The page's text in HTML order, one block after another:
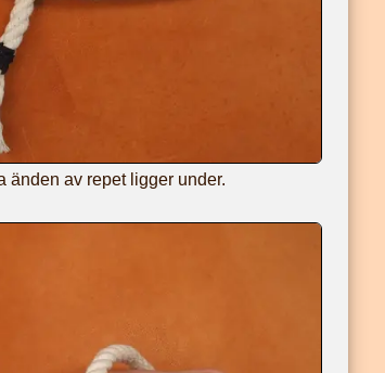
änden av repet ligger under.